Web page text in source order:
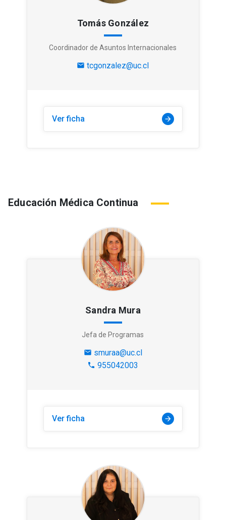
Tomás González
Coordinador de Asuntos Internacionales
mail tcgonzalez@uc.cl
Ver ficha arrow_forward
Educación Médica Continua
Sandra Mura
Jefa de Programas
mail smuraa@uc.cl
phone 955042003
Ver ficha arrow_forward